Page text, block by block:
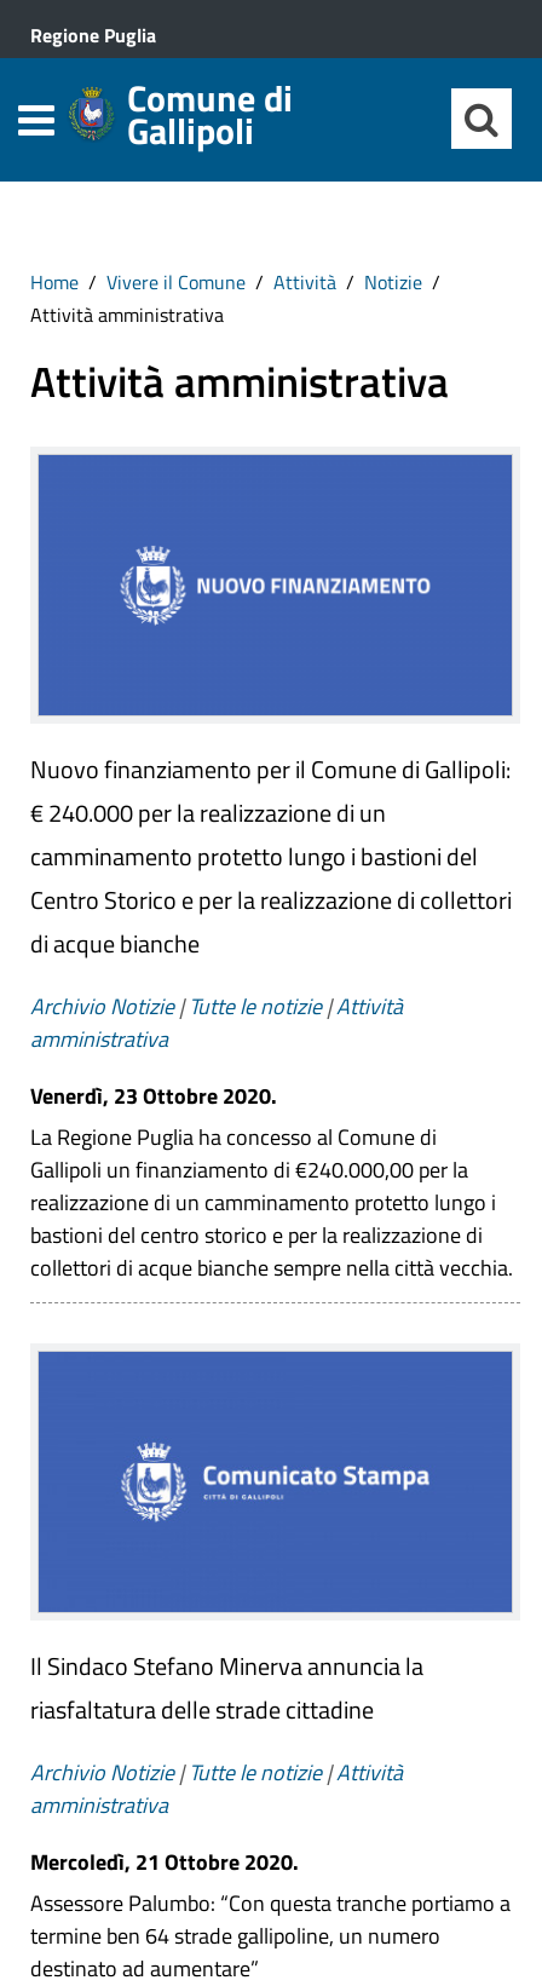
Regione Puglia
Comune di
Gallipoli
Home Vivere il Comune Attività
Notizie
Attività amministrativa
Attività amministrativa
Nuovo finanziamento per il Comune di Gallipoli:
€ 240.000 per la realizzazione di un
camminamento protetto lungo i bastioni del
Centro Storico e per la realizzazione di collettori
di acque bianche
Archivio Notizie|Tutte le notizie|Attività
amministrativa
Venerdì, 23 Ottobre 2020.
La Regione Puglia ha concesso al Comune di
Gallipoli un finanziamento di €240.000,00 per la
realizzazione di un camminamento protetto lungo i
bastioni del centro storico e per la realizzazione di
collettori di acque bianche sempre nella città vecchia.
Il Sindaco Stefano Minerva annuncia la
riasfaltatura delle strade cittadine
Archivio Notizie|Tutte le notizie|Attività
amministrativa
Mercoledì, 21 Ottobre 2020.
Assessore Palumbo: “Con questa tranche portiamo a
termine ben 64 strade gallipoline, un numero
destinato ad aumentare”